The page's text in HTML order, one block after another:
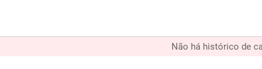
Não há histórico de